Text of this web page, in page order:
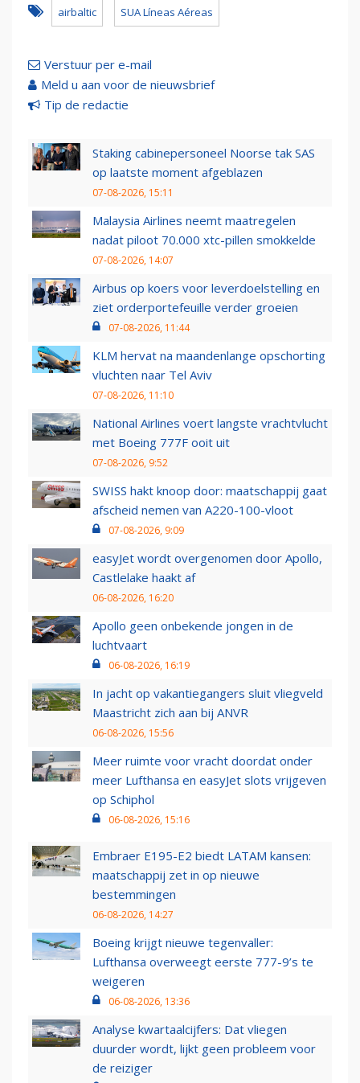
airbaltic SUA Líneas Aéreas
Verstuur per e-mail
Meld u aan voor de nieuwsbrief
Tip de redactie
Staking cabinepersoneel Noorse tak SAS
op laatste moment afgeblazen
07-08-2026, 15:11
Malaysia Airlines neemt maatregelen
nadat piloot 70.000 xtc-pillen smokkelde
07-08-2026, 14:07
Airbus op koers voor leverdoelstelling en
ziet orderportefeuille verder groeien
07-08-2026, 11:44
KLM hervat na maandenlange opschorting
vluchten naar Tel Aviv
07-08-2026, 11:10
National Airlines voert langste vrachtvlucht
met Boeing 777F ooit uit
07-08-2026, 9:52
SWISS hakt knoop door: maatschappij gaat
afscheid nemen van A220-100-vloot
07-08-2026, 9:09
easyJet wordt overgenomen door Apollo,
Castlelake haakt af
06-08-2026, 16:20
Apollo geen onbekende jongen in de
luchtvaart
06-08-2026, 16:19
In jacht op vakantiegangers sluit vliegveld
Maastricht zich aan bij ANVR
06-08-2026, 15:56
Meer ruimte voor vracht doordat onder
meer Lufthansa en easyJet slots vrijgeven
op Schiphol
06-08-2026, 15:16
Embraer E195-E2 biedt LATAM kansen:
maatschappij zet in op nieuwe
bestemmingen
06-08-2026, 14:27
Boeing krijgt nieuwe tegenvaller:
Lufthansa overweegt eerste 777-9’s te
weigeren
06-08-2026, 13:36
Analyse kwartaalcijfers: Dat vliegen
duurder wordt, lijkt geen probleem voor
de reiziger